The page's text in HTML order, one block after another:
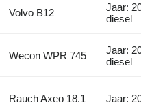
Volvo B12
Jaar:
diesel
Wecon WPR 745
Jaar:
diesel
Rauch Axeo 18.1 Jaar: